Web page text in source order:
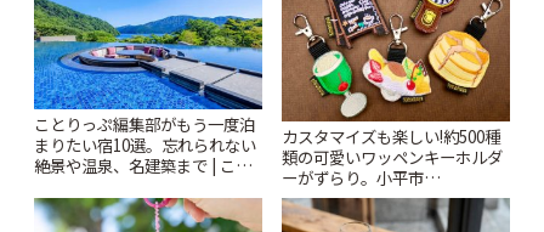
ことりっぷ編集部がもう一度泊
まりたい宿10選。忘れられない
絶景や温泉、名建築まで | こと
カスタマイズも楽しい!約500種
類の可愛いワッペンキーホルダ
ーがずらり。小平市
「Kimamaya T&K」 | ことりっ
ぷ